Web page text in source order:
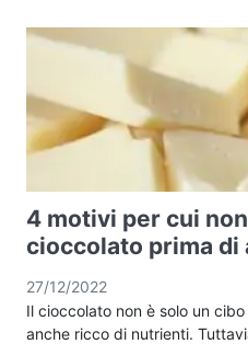
4 motivi per cui
cioccolato prima di
27/12/2022
Il cioccolato non è solo un
anche ricco di nutrienti.